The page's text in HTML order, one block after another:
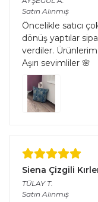
Satın Alınmış
Öncelikle satıcı
dönüş yaptılar
verdiler. Ürünlerim
Aşırı sevimliler 🌸
Siena Çizgili
TÜLAY T.
Satın Alınmış